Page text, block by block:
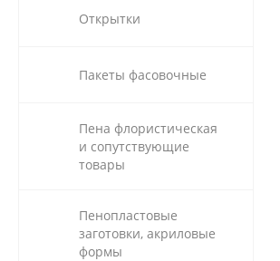
Открытки
Пакеты фасовочные
Пена флористическая
и сопутствующие
товары
Пенопластовые
заготовки, акриловые
формы